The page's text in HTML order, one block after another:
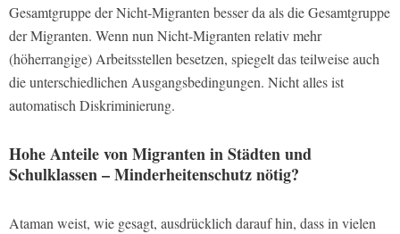
Gesamtgruppe der Nicht-Migranten besser da als die Gesamtgruppe
der Migranten. Wenn nun Nicht-Migranten relativ mehr
(höherrangige) Arbeitsstellen besetzen, spiegelt das teilweise auch
die unterschiedlichen Ausgangsbedingungen. Nicht alles ist
automatisch Diskriminierung.
Hohe Anteile von Migranten in Städten und
Schulklassen – Minderheitenschutz nötig?
Ataman weist, wie gesagt, ausdrücklich darauf hin, dass in vielen